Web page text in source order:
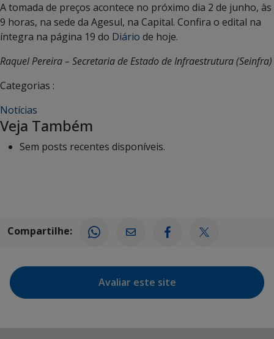
A tomada de preços acontece no próximo dia 2 de junho, às
9 horas, na sede da Agesul, na Capital. Confira o edital na
íntegra na página 19 do Diário de hoje.
Raquel Pereira – Secretaria de Estado de Infraestrutura (Seinfra)
Categorias :
Notícias
Veja Também
Sem posts recentes disponíveis.
Compartilhe:
Avaliar este site